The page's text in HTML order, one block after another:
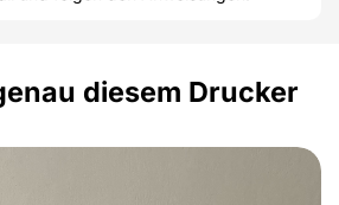
diesem Drucker